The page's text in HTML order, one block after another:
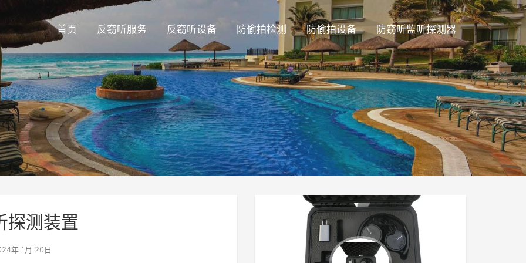
首页 反窃听服务 反窃听设备 防偷拍检测 防偷拍设备 防窃听监听探测器
探测装置
年 1月 20日